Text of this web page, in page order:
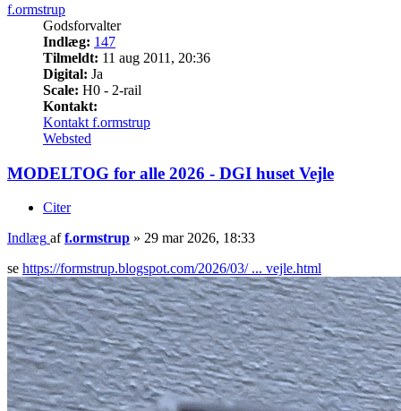
f.ormstrup
Godsforvalter
Indlæg: 147
Tilmeldt: 11 aug 2011, 20:36
Digital: Ja
Scale: H0 - 2-rail
Kontakt:
Kontakt f.ormstrup
Websted
MODELTOG for alle 2026 - DGI huset Vejle
Citer
Indlæg aff.ormstrup » 29 mar 2026, 18:33
se https://formstrup.blogspot.com/2026/03/ ... vejle.html